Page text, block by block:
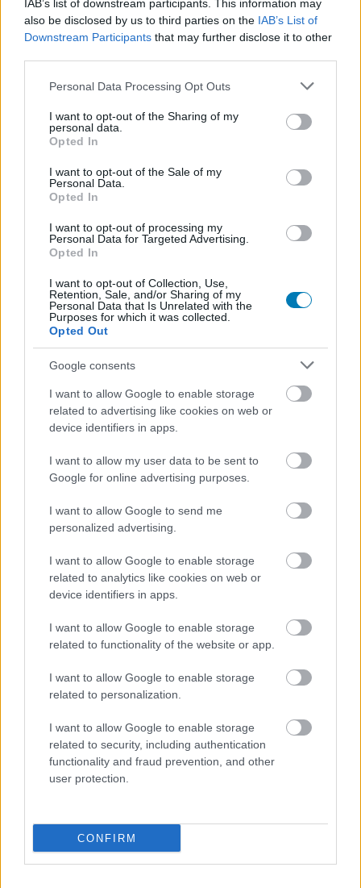
IAB’s list of downstream participants. This information may
also be disclosed by us to third parties on the IAB’s List of
Downstream Participants that may further disclose it to other
Please note that this website/app uses one or more Google
not limited to your visit or usage behaviour. You may click to
grant or deny consent to Google and its third-party tags to
use your data for below specified purposes in below Google
consent section.
Personal Data Processing Opt Outs
I want to opt-out of the Sharing of my
personal data.
Opted In
I want to opt-out of the Sale of my
Personal Data.
Opted In
I want to opt-out of processing my
Personal Data for Targeted Advertising.
Opted In
I want to opt-out of Collection, Use,
Retention, Sale, and/or Sharing of my
Personal Data that Is Unrelated with the
Purposes for which it was collected.
Opted Out
Google consents
I want to allow Google to enable storage
related to advertising like cookies on web or
device identifiers in apps.
I want to allow my user data to be sent to
Google for online advertising purposes.
I want to allow Google to send me
personalized advertising.
I want to allow Google to enable storage
related to analytics like cookies on web or
device identifiers in apps.
I want to allow Google to enable storage
related to functionality of the website or app.
I want to allow Google to enable storage
related to personalization.
I want to allow Google to enable storage
related to security, including authentication
functionality and fraud prevention, and other
user protection.
CONFIRM
A nyomozóiroda
Ha úgy érezzük, hogy már roskadozunk a bizonyítékok
alatt, akkor érdemes visszamenni a
laborba/hullaházba/főnökhöz/tárgyalószobába. Ezek az
állandó helyek, a labor a legérdekesebb, de a hullaházban
is találhatunk fura dolgokat az adott páciensen. A labor
főfolyosóján állva látni, hogy háromfelé mehetünk: balra,
körbenézhetünk és ennyi. (Minek csinálnak helyeket, ha
ott nem lehet semmit sem csinálni és ráadásul még
berendezéseket láthatunk, ha belépünk a szobába, a
monitorokon látszik, miket lehet rajtuk csinálni, öt perc
után kenni-vágni fogjuk a menetet. A jobboldali laborban
van egy nagy, kivilágított asztal, itt illeszthetünk össze
bizonyítékokat stb., el lehet puzzle-ozni, semmi különös.
Rendelkezésünkre áll még mikroszkóp, halálosan
egyszerű, nagyítani lehet vele, élesíteni, és az egérrel
jobbra-balra mozgatni az adott tárgyat.
A számítógépeknél hangot lehet összehasonlítani és
kielemezni; DNS-t keresni és összehasonlítani; orvosi
borzasztóan egyszerű, ugyanis ha egy adott
számítógépen dolgozunk és előhozzuk az Evidence
gomb megnyomásával a bűnjeleket, akkor csak azt
hozza elő, ami az adott gépre illik. Nincs anyázás, nincs
gondolkodás, csak lineáris játékmenet. Jaj, de jó.